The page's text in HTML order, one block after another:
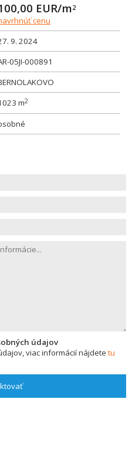
EUR/m2
cenu
9. 2024
05JI-000891
m2
údajov
viac informácií nájdete tu